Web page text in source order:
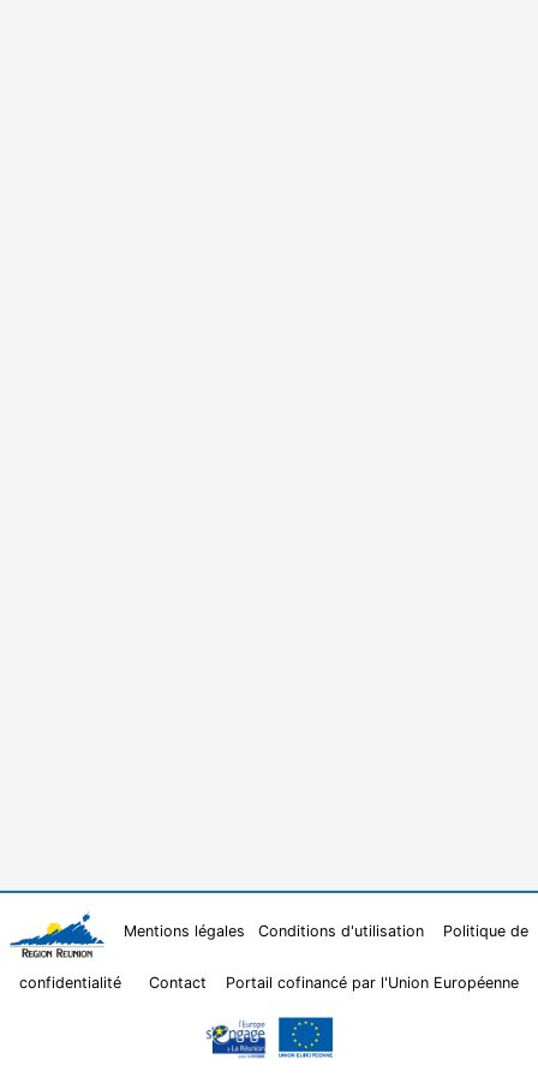
Mentions légales Conditions d'utilisation Politique de
confidentialité Contact Portail cofinancé par l'Union Européenne